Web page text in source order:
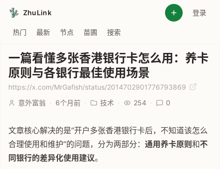
ZhuLink 登录
热门 最新 节点 苗圃 搜索
一篇看懂多张香港银行卡怎么用：养卡
原则与各银行最佳使用场景
https://x.com/MrGafish/status/2014702901776793869
意外富翁 · 6个月前 · 技术 · 254 · 0
文章核心解决的是“开户多张香港银行卡后，不知道该怎么
合理使用和维护”的问题，分为两部分： 通用养卡原则 和不
同银行的差异化使用建议。